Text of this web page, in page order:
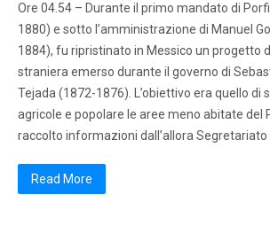
Ore 04.54 – Durante il primo mandato di
1880) e sotto l’amministrazione di Manuel
1884), fu ripristinato in Messico un progetto
straniera emerso durante il governo di
Tejada (1872-1876). L’obiettivo era quello di
agricole e popolare le aree meno abitate del
raccolto informazioni dall’allora Segretariato
Read More